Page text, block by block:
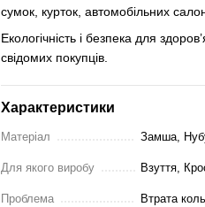
сумок, курток, автомобільних
Екологічність і безпека для
свідомих покупців.
Характеристики
Матеріал Замша,
Для якого виробу Взуття,
Проблема Втрата